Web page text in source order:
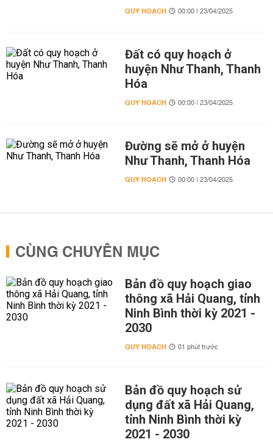
QUY HOẠCH 00:00 | 23/04/2025
Đất có quy hoạch ở
huyện Như Thanh, Thanh
Hóa
QUY HOẠCH 00:00 | 23/04/2025
Đường sẽ mở ở huyện
Như Thanh, Thanh Hóa
QUY HOẠCH 00:00 | 23/04/2025
CÙNG CHUYÊN MỤC
Bản đồ quy hoạch giao
thông xã Hải Quang, tỉnh
Ninh Bình thời kỳ 2021 -
2030
QUY HOẠCH 01 phút trước
Bản đồ quy hoạch sử
dụng đất xã Hải Quang,
tỉnh Ninh Bình thời kỳ
2021 - 2030